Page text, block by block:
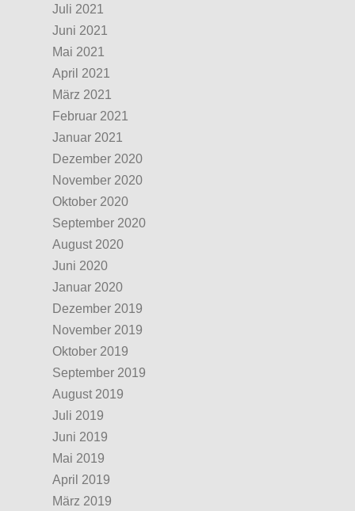
Juli 2021
Juni 2021
Mai 2021
April 2021
März 2021
Februar 2021
Januar 2021
Dezember 2020
November 2020
Oktober 2020
September 2020
August 2020
Juni 2020
Januar 2020
Dezember 2019
November 2019
Oktober 2019
September 2019
August 2019
Juli 2019
Juni 2019
Mai 2019
April 2019
März 2019